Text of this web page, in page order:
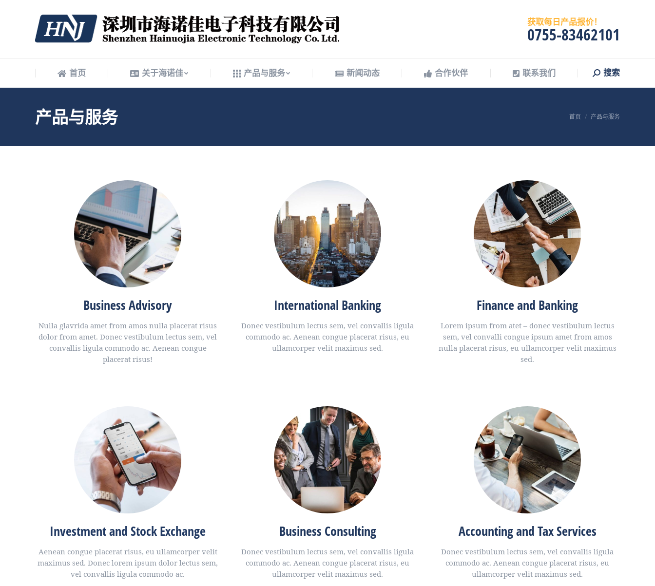
获取每日产品报价！
0755-83462101
首页 关于海诺佳 产品与服务 新闻动态 合作伙伴 联系我们 Search:
搜索
产品与服务 您在这里：
首页 产品与服务
Business Advisory
Nulla glavrida amet from amos nulla placerat risus
dolor from amet. Donec vestibulum lectus sem, vel
convallis ligula commodo ac. Aenean congue
placerat risus!
International Banking
Donec vestibulum lectus sem, vel convallis ligula
commodo ac. Aenean congue placerat risus, eu
ullamcorper velit maximus sed.
Finance and Banking
Lorem ipsum from atet – donec vestibulum lectus
sem, vel convalli congue ipsum amet from amos
nulla placerat risus, eu ullamcorper velit maximus
sed.
Investment and Stock Exchange
Aenean congue placerat risus, eu ullamcorper velit
maximus sed. Donec lorem ipsum dolor lectus sem,
vel convallis ligula commodo ac.
Business Consulting
Donec vestibulum lectus sem, vel convallis ligula
commodo ac. Aenean congue placerat risus, eu
ullamcorper velit maximus sed.
Accounting and Tax Services
Donec vestibulum lectus sem, vel convallis ligula
commodo ac. Aenean congue placerat risus, eu
ullamcorper velit maximus sed.
首页 关于海诺佳 产品与服务 联系我们